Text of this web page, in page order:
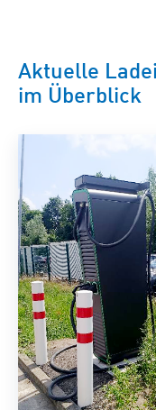
Aktuelle
im Überblick